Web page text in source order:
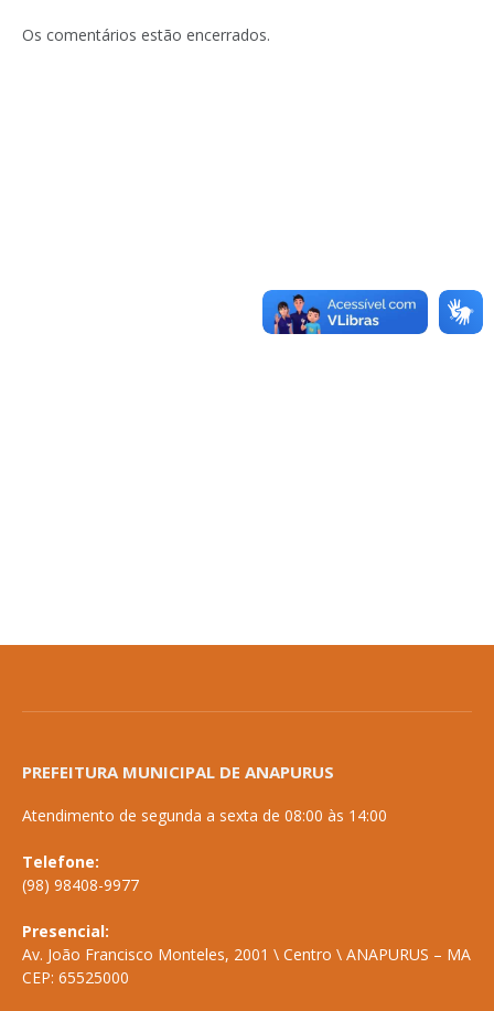
Os comentários estão encerrados.
PREFEITURA MUNICIPAL DE ANAPURUS
Atendimento de segunda a sexta de 08:00 às 14:00
Telefone:
(98) 98408-9977
Presencial:
Av. João Francisco Monteles, 2001 \ Centro \ ANAPURUS – MA
CEP: 65525000